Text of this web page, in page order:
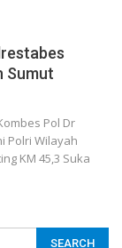
Sumut
Pol Dr
Polri Wilayah
KM 45,3 Suka